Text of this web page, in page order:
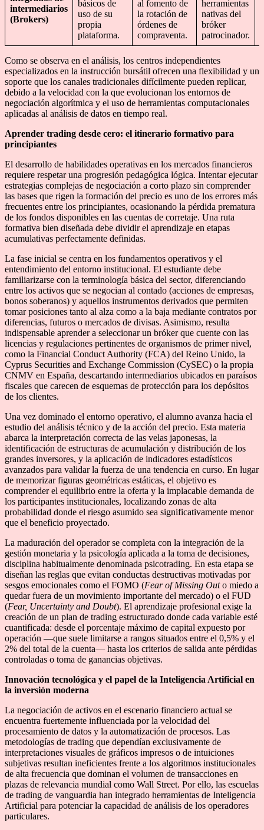
intermediarios
(Brokers)
básicos de
uso de su
propia
plataforma.
al fomento de
la rotación de
órdenes de
compraventa.
herramientas
nativas del
bróker
patrocinador.
Como se observa en el análisis, los centros independientes
especializados en la instrucción bursátil ofrecen una flexibilidad y un
soporte que los canales tradicionales difícilmente pueden replicar,
debido a la velocidad con la que evolucionan los entornos de
negociación algorítmica y el uso de herramientas computacionales
aplicadas al análisis de datos en tiempo real.
Aprender trading desde cero: el itinerario formativo para
principiantes
El desarrollo de habilidades operativas en los mercados financieros
requiere respetar una progresión pedagógica lógica. Intentar ejecutar
estrategias complejas de negociación a corto plazo sin comprender
las bases que rigen la formación del precio es uno de los errores más
frecuentes entre los principiantes, ocasionando la pérdida prematura
de los fondos disponibles en las cuentas de corretaje. Una ruta
formativa bien diseñada debe dividir el aprendizaje en etapas
acumulativas perfectamente definidas.
La fase inicial se centra en los fundamentos operativos y el
entendimiento del entorno institucional. El estudiante debe
familiarizarse con la terminología básica del sector, diferenciando
entre los activos que se negocian al contado (acciones de empresas,
bonos soberanos) y aquellos instrumentos derivados que permiten
tomar posiciones tanto al alza como a la baja mediante contratos por
diferencias, futuros o mercados de divisas. Asimismo, resulta
indispensable aprender a seleccionar un bróker que cuente con las
licencias y regulaciones pertinentes de organismos de primer nivel,
como la Financial Conduct Authority (FCA) del Reino Unido, la
Cyprus Securities and Exchange Commission (CySEC) o la propia
CNMV en España, descartando intermediarios ubicados en paraísos
fiscales que carecen de esquemas de protección para los depósitos
de los clientes.
Una vez dominado el entorno operativo, el alumno avanza hacia el
estudio del análisis técnico y de la acción del precio. Esta materia
abarca la interpretación correcta de las velas japonesas, la
identificación de estructuras de acumulación y distribución de los
grandes inversores, y la aplicación de indicadores estadísticos
avanzados para validar la fuerza de una tendencia en curso. En lugar
de memorizar figuras geométricas estáticas, el objetivo es
comprender el equilibrio entre la oferta y la implacable demanda de
los participantes institucionales, localizando zonas de alta
probabilidad donde el riesgo asumido sea significativamente menor
que el beneficio proyectado.
La maduración del operador se completa con la integración de la
gestión monetaria y la psicología aplicada a la toma de decisiones,
disciplina habitualmente denominada psicotrading. En esta etapa se
diseñan las reglas que evitan conductas destructivas motivadas por
sesgos emocionales como el FOMO (Fear of Missing Outo miedo a
quedar fuera de un movimiento importante del mercado) o el FUD
(Fear, Uncertainty and Doubt). El aprendizaje profesional exige la
creación de un plan de trading estructurado donde cada variable esté
cuantificada: desde el porcentaje máximo de capital expuesto por
operación —que suele limitarse a rangos situados entre el 0,5% y el
2% del total de la cuenta— hasta los criterios de salida ante pérdidas
controladas o toma de ganancias objetivas.
Innovación tecnológica y el papel de la Inteligencia Artificial en
la inversión moderna
La negociación de activos en el escenario financiero actual se
encuentra fuertemente influenciada por la velocidad del
procesamiento de datos y la automatización de procesos. Las
metodologías de trading que dependían exclusivamente de
interpretaciones visuales de gráficos impresos o de intuiciones
subjetivas resultan ineficientes frente a los algoritmos institucionales
de alta frecuencia que dominan el volumen de transacciones en
plazas de relevancia mundial como Wall Street. Por ello, las escuelas
de trading de vanguardia han integrado herramientas de Inteligencia
Artificial para potenciar la capacidad de análisis de los operadores
particulares.